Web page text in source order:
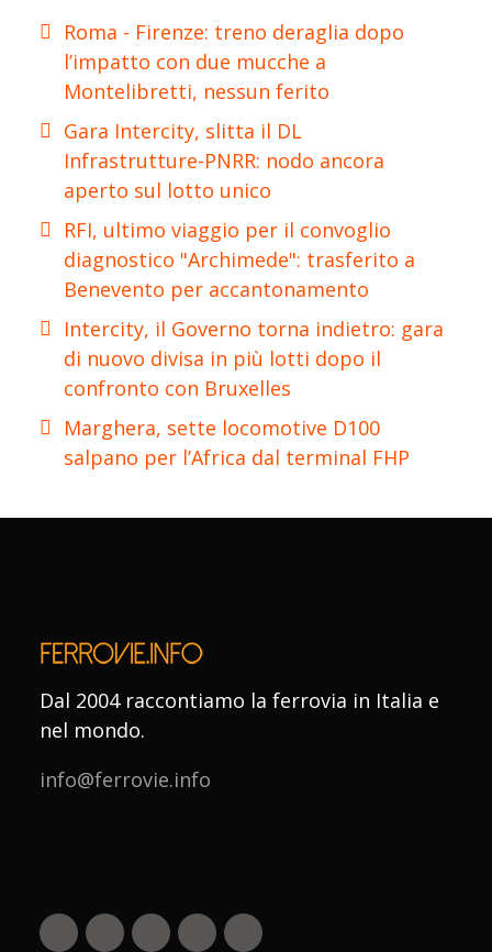
Roma - Firenze: treno deraglia dopo
l’impatto con due mucche a
Montelibretti, nessun ferito
Gara Intercity, slitta il DL
Infrastrutture-PNRR: nodo ancora
aperto sul lotto unico
RFI, ultimo viaggio per il convoglio
diagnostico "Archimede": trasferito a
Benevento per accantonamento
Intercity, il Governo torna indietro: gara
di nuovo divisa in più lotti dopo il
confronto con Bruxelles
Marghera, sette locomotive D100
salpano per l’Africa dal terminal FHP
Dal 2004 raccontiamo la ferrovia in Italia e
nel mondo.
info@ferrovie.info